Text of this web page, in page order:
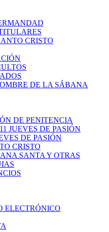
CRISTO
DE LA SÁBANA
DE PENITENCIA
JUEVES DE PASIÓN
DE PASIÓN
CRISTO
SANTA Y OTRAS
ELECTRÓNICO